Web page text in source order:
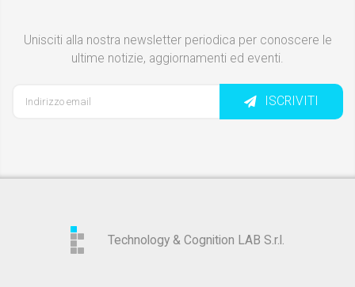
Unisciti alla nostra newsletter periodica per conoscere le
ultime notizie, aggiornamenti ed eventi.
ISCRIVITI
Technology & Cognition LAB S.r.l.